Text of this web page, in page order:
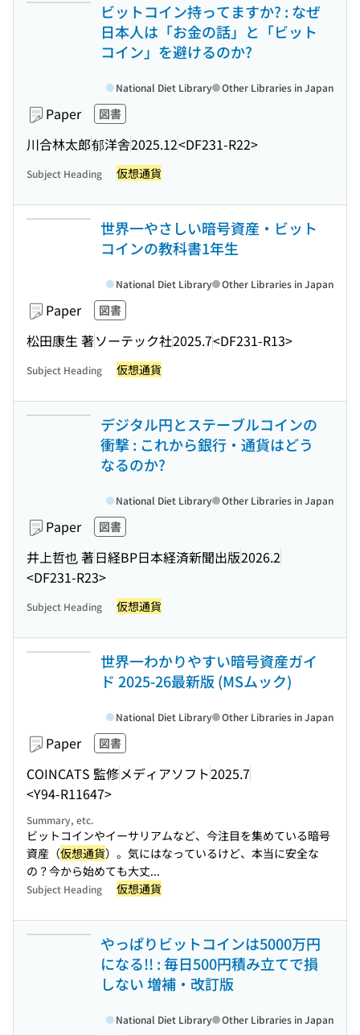
ビットコイン持ってますか? : なぜ
日本人は「お金の話」と「ビット
コイン」を避けるのか?
Paper 図書
川合林太郎郁洋舎2025.12<DF231-R22>
National Diet Library Other Libraries in Japan
Subject Heading 仮想通貨
世界一やさしい暗号資産・ビット
コインの教科書1年生
Paper 図書
松田康生 著ソーテック社2025.7<DF231-R13>
National Diet Library Other Libraries in Japan
Subject Heading 仮想通貨
デジタル円とステーブルコインの
衝撃 : これから銀行・通貨はどう
なるのか?
Paper 図書
井上哲也 著日経BP日本経済新聞出版2026.2
<DF231-R23>
National Diet Library Other Libraries in Japan
Subject Heading 仮想通貨
世界一わかりやすい暗号資産ガイ
ド 2025-26最新版 (MSムック)
Paper 図書
COINCATS 監修メディアソフト2025.7
<Y94-R11647>
National Diet Library Other Libraries in Japan
Summary, etc.
ビットコインやイーサリアムなど、今注目を集めている暗号
資産（仮想通貨）。気にはなっているけど、本当に安全な
の？今から始めても大丈...
Subject Heading 仮想通貨
やっぱりビットコインは5000万円
になる!! : 毎日500円積み立てで損
しない 増補・改訂版
National Diet Library Other Libraries in Japan